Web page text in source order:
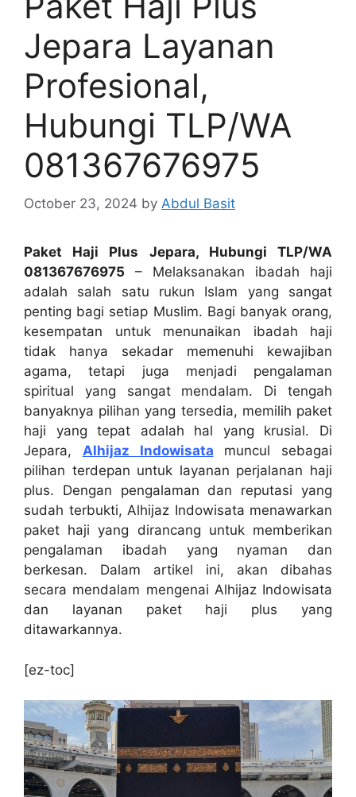
Jepara Layanan
Profesional,
Hubungi TLP/WA
081367676975
October 23, 2024 by Abdul Basit
Paket Haji Plus Jepara, Hubungi TLP/WA
081367676975 – Melaksanakan ibadah haji
adalah salah satu rukun Islam yang sangat
penting bagi setiap Muslim. Bagi banyak orang,
kesempatan untuk menunaikan ibadah haji
tidak hanya sekadar memenuhi kewajiban
agama, tetapi juga menjadi pengalaman
spiritual yang sangat mendalam. Di tengah
banyaknya pilihan yang tersedia, memilih paket
haji yang tepat adalah hal yang krusial. Di
Jepara, Alhijaz Indowisata muncul sebagai
pilihan terdepan untuk layanan perjalanan haji
plus. Dengan pengalaman dan reputasi yang
sudah terbukti, Alhijaz Indowisata menawarkan
paket haji yang dirancang untuk memberikan
pengalaman ibadah yang nyaman dan
berkesan. Dalam artikel ini, akan dibahas
secara mendalam mengenai Alhijaz Indowisata
dan layanan paket haji plus yang
ditawarkannya.
[ez-toc]